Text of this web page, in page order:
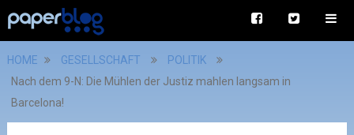
HOME GESELLSCHAFT
POLITIK
Nach dem 9-N: Die Mühlen der Justiz mahlen langsam in
Barcelona!